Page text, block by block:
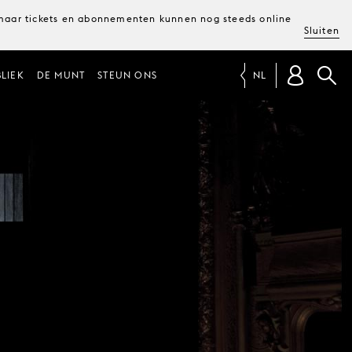
tickets en abonnementen kunnen nog steeds online
Sluiten
DE MUNT STEUN ONS NL